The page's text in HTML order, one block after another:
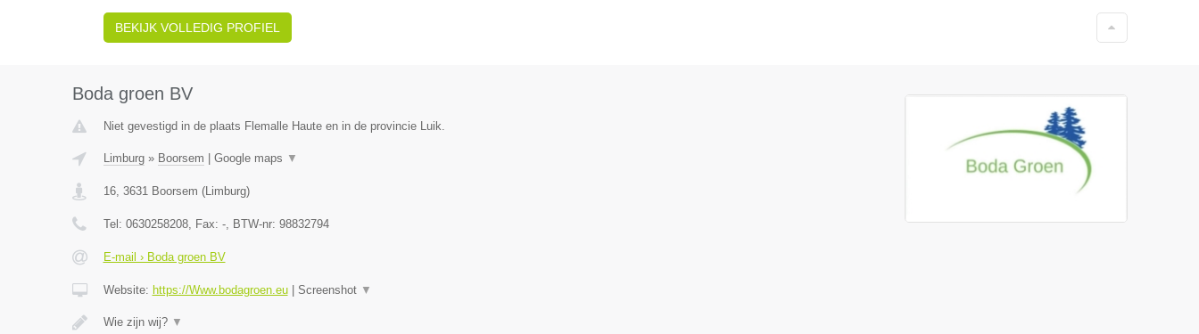
BEKIJK VOLLEDIG PROFIEL
Boda groen BV
Niet gevestigd in de plaats Flemalle Haute en in de provincie Luik.
Limburg» Boorsem Google maps ▼
16, 3631 Boorsem (Limburg)
Tel: 0630258208, Fax: -, BTW-nr: 98832794
E-mail › Boda groen BV
Website: https://Www.bodagroen.eu| Screenshot ▼
Wie zijn wij? ▼